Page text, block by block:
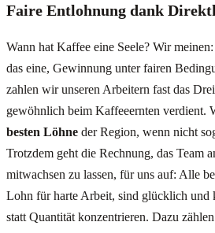
Faire Entlohnung dank
Wann hat Kaffee eine Seele? Wir
das eine, Gewinnung unter fairen
zahlen wir unseren Arbeitern fast das
gewöhnlich beim Kaffeeernten verdient.
besten Löhne der Region, wenn nicht
Trotzdem geht die Rechnung, das Team
mitwachsen zu lassen, für uns auf: Alle
Lohn für harte Arbeit, sind glücklich und
statt Quantität konzentrieren. Dazu